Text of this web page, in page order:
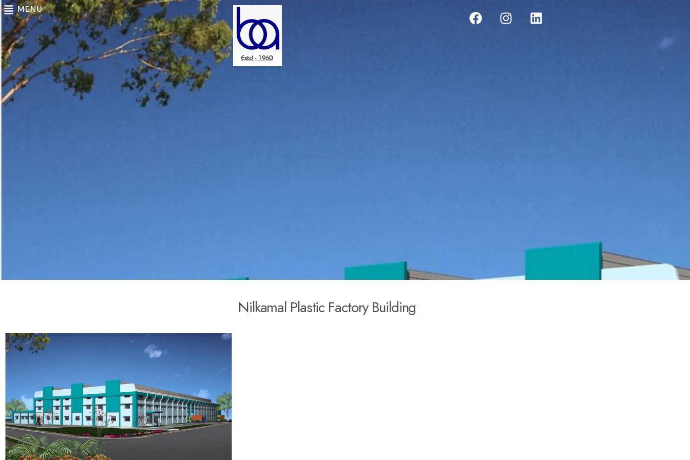
Nilkamal Plastic Factory Building